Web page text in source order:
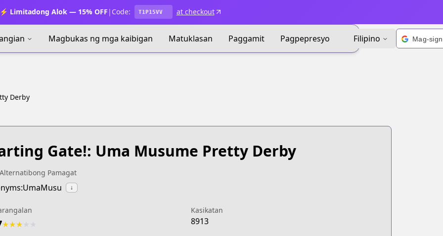
⚡ Limitadong Alok — 15% OFF | Code: T1P15VV at checkout
Magbukas ng mga kaibigan Matuklasan Paggamit Pagpepresyo Filipino
Derby
Gate!: Uma Musume Pretty Derby
Pamagat
↓
★★★
Kasikatan
8913